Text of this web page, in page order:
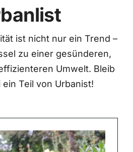
ist nicht nur ein Trend –
zu einer gesünderen,
Umwelt. Bleib
Teil von Urbanist!